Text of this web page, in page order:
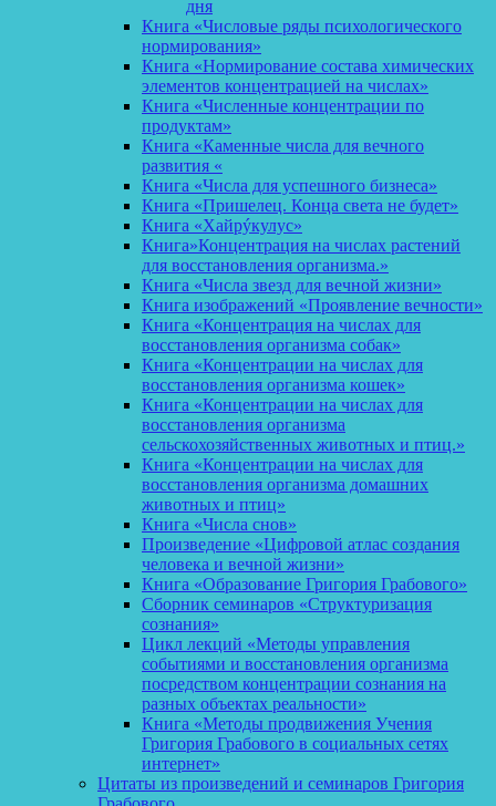
дня
Книга «Числовые ряды психологического
нормирования»
Книга «Нормирование состава химических
элементов концентрацией на числах»
Книга «Численные концентрации по
продуктам»
Книга «Каменные числа для вечного
развития «
Книга «Числа для успешного бизнеса»
Книга «Пришелец. Конца света не будет»
Книга «Хайрýкулус»
Книга»Концентрация на числах растений
для восстановления организма.»
Книга «Числа звезд для вечной жизни»
Книга изображений «Проявление вечности»
Книга «Концентрация на числах для
восстановления организма собак»
Книга «Концентрации на числах для
восстановления организма кошек»
Книга «Концентрации на числах для
восстановления организма
сельскохозяйственных животных и птиц.»
Книга «Концентрации на числах для
восстановления организма домашних
животных и птиц»
Книга «Числа снов»
Произведение «Цифровой атлас создания
человека и вечной жизни»
Книга «Образование Григория Грабового»
Сборник семинаров «Структуризация
сознания»
Цикл лекций «Методы управления
событиями и восстановления организма
посредством концентрации сознания на
разных объектах реальности»
Книга «Методы продвижения Учения
Григория Грабового в социальных сетях
интернет»
Цитаты из произведений и семинаров Григория